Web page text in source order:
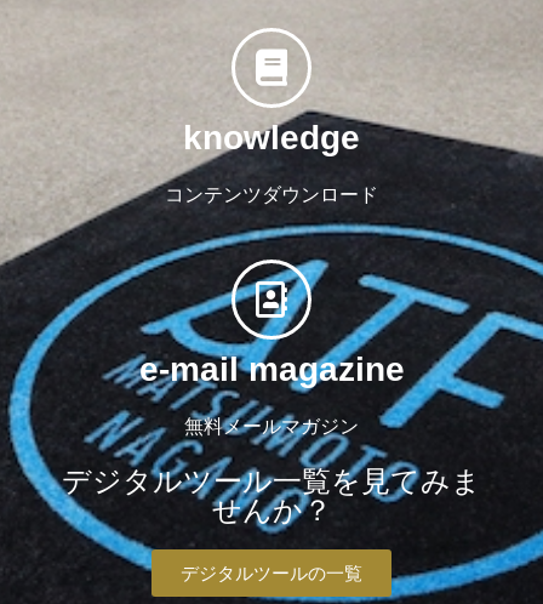
knowledge
コンテンツダウンロード
e-mail magazine
無料メールマガジン
デジタルツール一覧を見てみま
せんか？
デジタルツールの一覧